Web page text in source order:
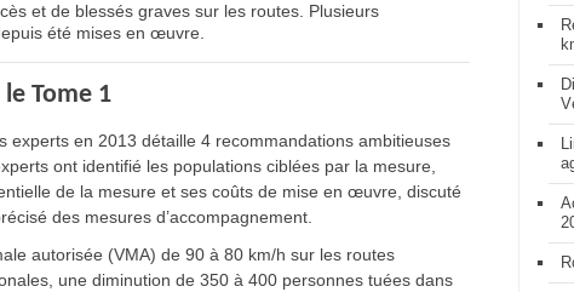
et de blessés graves sur les routes. Plusieurs
été mises en œuvre.
Tome 1
en 2013 détaille 4 recommandations ambitieuses
ont identifié les populations ciblées par la mesure,
de la mesure et ses coûts de mise en œuvre, discuté
des mesures d’accompagnement.
autorisée (VMA) de 90 à 80 km/h sur les routes
une diminution de 350 à 400 personnes tuées dans